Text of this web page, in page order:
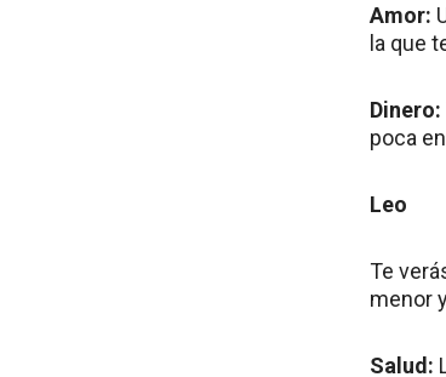
Amor:
la que
Dinero:
poca
Leo
Te
menor
Salud: